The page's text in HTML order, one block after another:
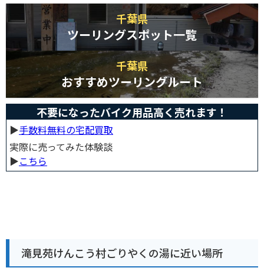
千葉県
ツーリングスポット一覧
千葉県
おすすめツーリングルート
不要になったバイク用品高く売れます！
▶︎手数料無料の宅配買取
実際に売ってみた体験談
▶︎こちら
滝見苑けんこう村ごりやくの湯に近い場所